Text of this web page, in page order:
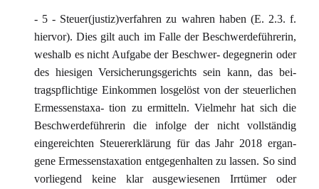
- 5 - Steuer(justiz)verfahren zu wahren haben (E. 2.3. f.
hiervor). Dies gilt auch im Falle der Beschwerdeführerin,
weshalb es nicht Aufgabe der Beschwer- degegnerin oder
des hiesigen Versicherungsgerichts sein kann, das bei-
tragspflichtige Einkommen losgelöst von der steuerlichen
Ermessenstaxa- tion zu ermitteln. Vielmehr hat sich die
Beschwerdeführerin die infolge der nicht vollständig
eingereichten Steuererklärung für das Jahr 2018 ergan-
gene Ermessenstaxation entgegenhalten zu lassen. So sind
vorliegend keine klar ausgewiesenen Irrtümer oder